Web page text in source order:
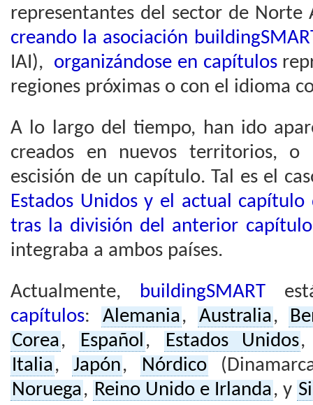
representantes del sector de Norte
creando la asociación
IAI), organizándose en capítulos
regiones próximas o con el idioma
A lo largo del tiempo, han ido
creados en nuevos territorios,
escisión de un capítulo. Tal es el
Estados Unidos y el actual capítulo
tras la división del anterior
integraba a ambos países.
Actualmente, buildingSMART
capítulos: Alemania, Australia,
Corea, Español , Estados Unidos
Italia, Japón, Nórdico
Noruega, Reino Unido e Irlanda, y